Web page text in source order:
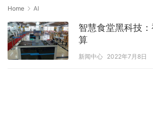
Home AI
智慧食堂黑科技
算
新闻中心 2022年7月8日